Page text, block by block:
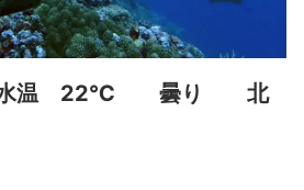
温 22℃ 曇り 北